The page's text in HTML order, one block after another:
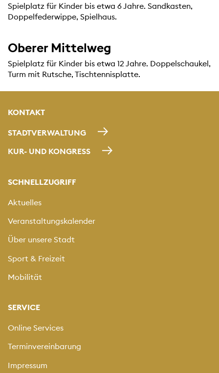
Spielplatz für Kinder bis etwa 6 Jahre. Sandkasten,
Doppelfederwippe, Spielhaus.
Oberer Mittelweg
Spielplatz für Kinder bis etwa 12 Jahre. Doppelschaukel,
Turm mit Rutsche, Tischtennisplatte.
KONTAKT
STADTVERWALTUNG
KUR- UND KONGRESS
SCHNELLZUGRIFF
Aktuelles
Veranstaltungskalender
Über unsere Stadt
Sport & Freizeit
Mobilität
SERVICE
Online Services
Terminvereinbarung
Impressum